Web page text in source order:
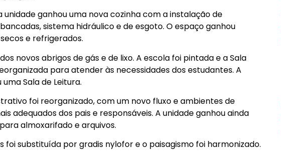
unidade ganhou uma nova cozinha com a instalação de
sistema hidráulico e de esgoto. O espaço ganhou
e refrigerados.
novos abrigos de gás e de lixo. A escola foi pintada e a Sala
para atender às necessidades dos estudantes. A
Sala de Leitura.
foi reorganizado, com um novo fluxo e ambientes de
adequados dos pais e responsáveis. A unidade ganhou ainda
almoxarifado e arquivos.
foi substituída por gradis nylofor e o paisagismo foi harmonizado.